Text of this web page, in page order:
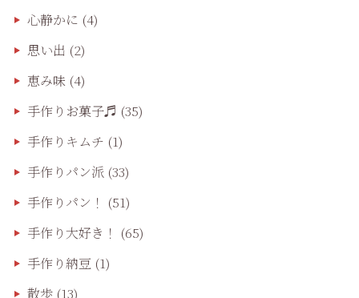
心静かに (4)
思い出 (2)
恵み味(4)
手作りお菓子♬ (35)
手作りキムチ (1)
手作りパン派 (33)
手作りパン！ (51)
手作り大好き！ (65)
手作り納豆 (1)
散歩(13)